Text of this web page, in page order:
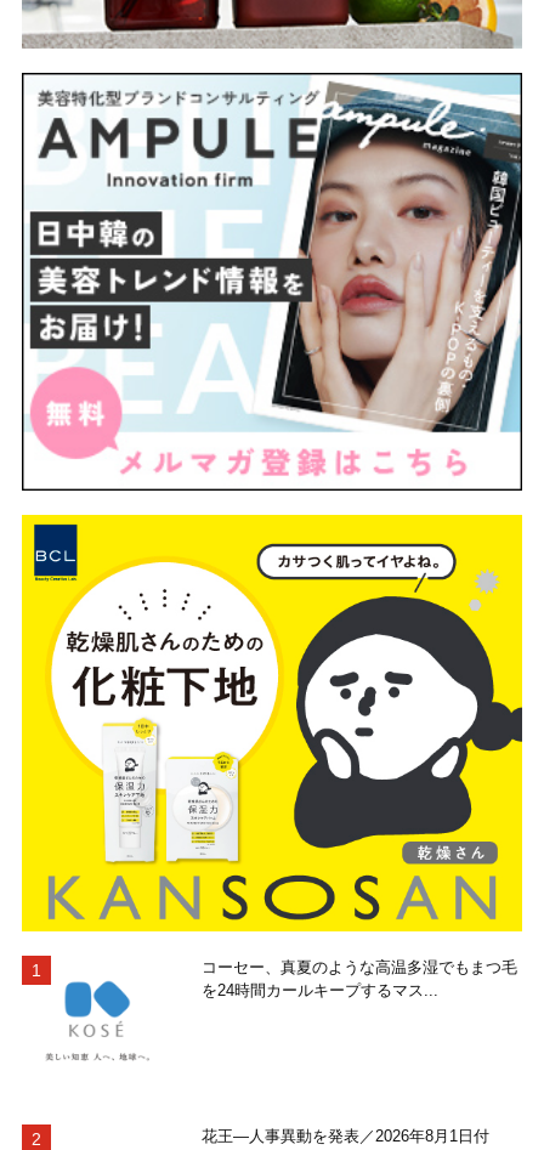
コーセー、真夏のような高温多湿でもまつ毛
を24時間カールキープするマス...
花王―人事異動を発表／2026年8月1日付